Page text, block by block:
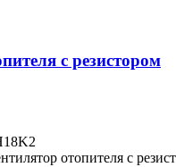
с резистором
отопителя с